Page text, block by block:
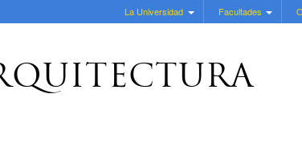
La Universidad Facultades